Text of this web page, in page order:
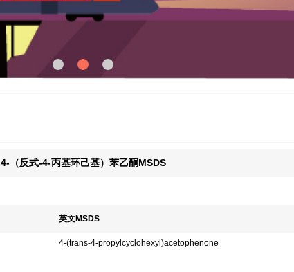
4-（反式-4-丙基环己基）苯乙酮MSDS
英文MSDS
4-(trans-4-propylcyclohexyl)acetophenone